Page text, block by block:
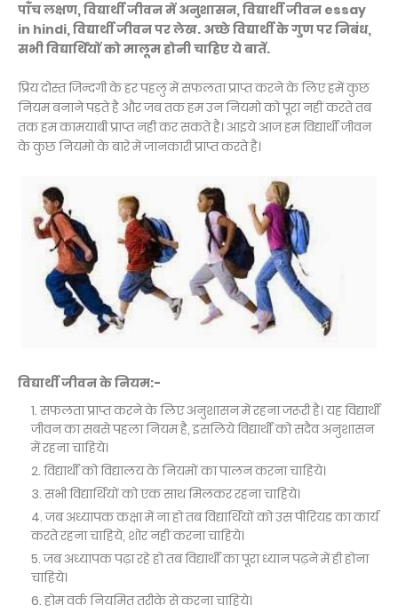
पाँच लक्षण, विद्यार्थी जीवन में अनुशासन, विद्यार्थी जीवन essay
in hindi, विद्यार्थी जीवन पर लेख. अच्छे विद्यार्थी के गुण पर निबंध,
सभी विद्यार्थियों को मालूम होनी चाहिए ये बातें.
प्रिय दोस्त जिन्दगी के हर पहलु में सफलता प्राप्त करने के लिए हमें कुछ
नियम बनाने पड़ते है और जब तक हम उन नियमो को पूरा नहीं करते तब
तक हम कामयाबी प्राप्त नही कर सकते है। आइये आज हम विद्यार्थी जीवन
के कुछ नियमो के बारे में जानकारी प्राप्त करते है।
विद्यार्थी जीवन के नियम:-
सफलता प्राप्त करने के लिए अनुशासन में रहना जरूरी है। यह विद्यार्थी
जीवन का सबसे पहला नियम है, इसलिये विद्यार्थी को सदैव अनुशासन
में रहना चाहिये।
विद्यार्थी को विद्यालय के नियमों का पालन करना चाहिये।
सभी विद्यार्थियों को एक साथ मिलकर रहना चाहिये।
जब अध्यापक कक्षा में ना हो तब विद्यार्थियों को उस पीरियड का कार्य
करते रहना चाहिये, शोर नहीं करना चाहिये।
जब अध्यापक पढ़ा रहे हो तब विद्यार्थी का पूरा ध्यान पढ़ने में ही होना
चाहिये।
होम वर्क नियमित तरीके से करना चाहिये।